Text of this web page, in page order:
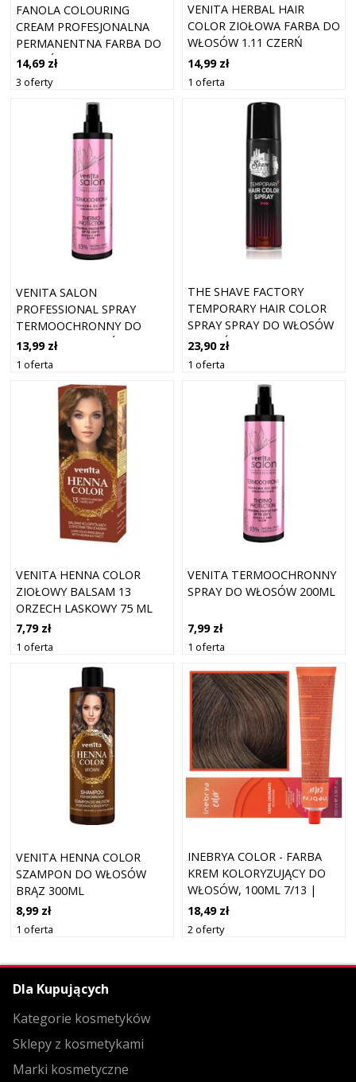
FANOLA COLOURING
CREAM PROFESJONALNA
PERMANENTNA FARBA DO
WŁOSÓW 9.13 100 ML
14,69 zł
3 oferty
VENITA HERBAL HAIR
COLOR ZIOŁOWA FARBA DO
WŁOSÓW 1.11 CZERŃ
INDYGO
14,99 zł
1 oferta
VENITA SALON
PROFESSIONAL SPRAY
TERMOOCHRONNY DO
STYLIZACJI WŁOSÓW 200
ML
13,99 zł
1 oferta
THE SHAVE FACTORY
TEMPORARY HAIR COLOR
SPRAY SPRAY DO WŁOSÓW
ODCIEŃ PINK 150 ML
23,90 zł
1 oferta
VENITA HENNA COLOR
ZIOŁOWY BALSAM 13
ORZECH LASKOWY 75 ML
7,79 zł
1 oferta
VENITA TERMOOCHRONNY
SPRAY DO WŁOSÓW 200ML
7,99 zł
1 oferta
VENITA HENNA COLOR
SZAMPON DO WŁOSÓW
BRĄZ 300ML
8,99 zł
1 oferta
INEBRYA COLOR - FARBA
KREM KOLORYZUJĄCY DO
WŁOSÓW, 100ML 7/13 |
POPIELATY ZŁOTY BLOND
18,49 zł
2 oferty
Dla Kupujących
Kategorie kosmetyków
Sklepy z kosmetykami
Marki kosmetyczne